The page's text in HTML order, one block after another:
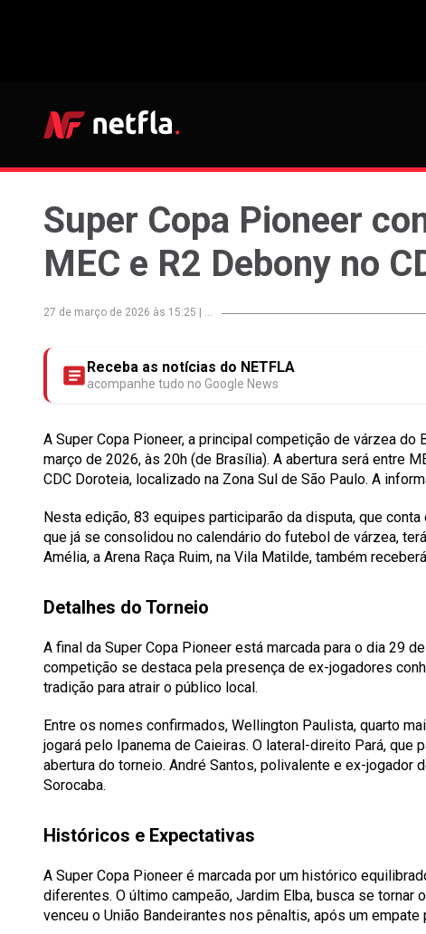
Super Copa Pioneer
MEC e R2 Debony no
27 de março de 2026 às 15:25 ...
Receba as notícias do NETFLA
acompanhe tudo no Google News
A Super Copa Pioneer, a principal competição de várzea
março de 2026, às 20h (de Brasília). A abertura será entre
CDC Doroteia, localizado na Zona Sul de São Paulo. A
Nesta edição, 83 equipes participarão da disputa, que
que já se consolidou no calendário do futebol de várzea,
Amélia, a Arena Raça Ruim, na Vila Matilde, também
Detalhes do Torneio
A final da Super Copa Pioneer está marcada para o dia 29
competição se destaca pela presença de ex-jogadores
tradição para atrair o público local.
Entre os nomes confirmados, Wellington Paulista, quarto
jogará pelo Ipanema de Caieiras. O lateral-direito Pará, que
abertura do torneio. André Santos, polivalente e ex-jogador
Sorocaba.
Históricos e Expectativas
A Super Copa Pioneer é marcada por um histórico
diferentes. O último campeão, Jardim Elba, busca se tornar
venceu o União Bandeirantes nos pênaltis, após um empate